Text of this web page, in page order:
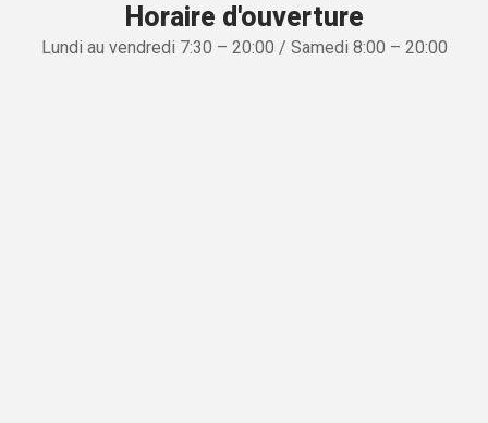
Horaire d'ouverture
Lundi au vendredi 7:30 – 20:00 / Samedi 8:00 – 20:00